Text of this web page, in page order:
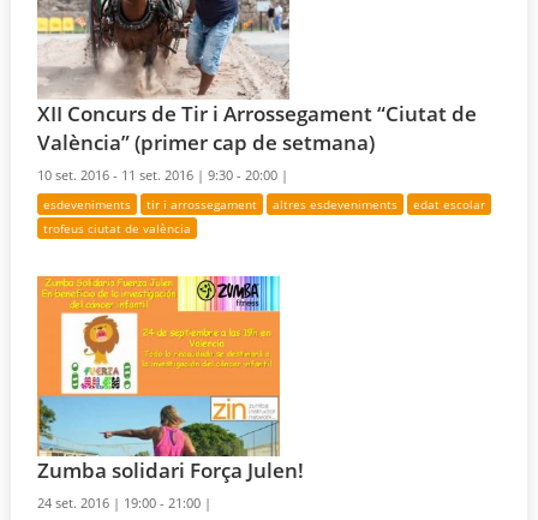
XII Concurs de Tir i Arrossegament “Ciutat de
València” (primer cap de setmana)
10 set. 2016 - 11 set. 2016 |9:30 - 20:00 |
esdeveniments tir i arrossegament altres esdeveniments
edat escolar
trofeus ciutat de valència
Zumba solidari Força Julen!
24 set. 2016 | 19:00 - 21:00 |